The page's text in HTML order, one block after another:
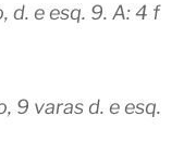
d. e esq. 9. A: 4 f
9 varas d. e esq.